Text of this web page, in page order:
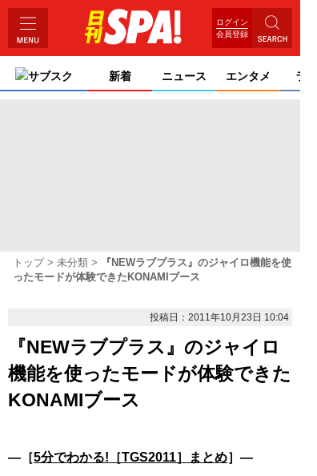
ログイン
会員登録
サブスク 新着 ニュース エンタメ ライ
トップ 未分類
『NEWラブプラス』のジャイロ機能を使
ったモードが体験できたKONAMIブース
投稿日：2011年10月23日 10:04
『NEWラブプラス』のジャイロ
機能を使ったモードが体験できた
KONAMIブース
―［5分でわかる!［TGS2011］まとめ］―